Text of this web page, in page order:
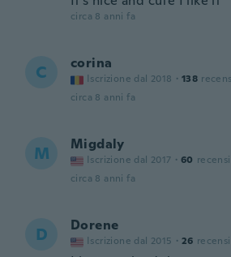
circa 8 anni fa
C corina
Iscrizione dal 2018 · 138
circa 8 anni fa
M Migdaly
Iscrizione dal 2017 · 60
circa 8 anni fa
D Dorene
Iscrizione dal 2015 · 26